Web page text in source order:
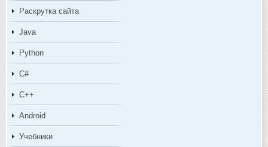
Раскрутка сайта
Java
Python
C#
C++
Android
Учебники